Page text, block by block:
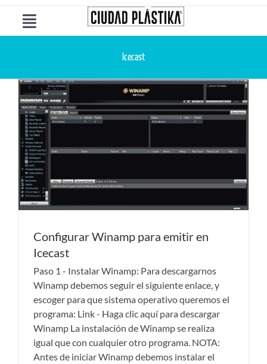
contenido
Toggle
Páginas Web
Web Hosting
Servidores
Soluciones & Servicios
Contáctanos
Icecast
Configurar Winamp para emitir en
Icecast
Paso 1 - Instalar Winamp: Para descargarnos
Winamp debemos seguir el siguiente enlace, y
escoger para que sistema operativo queremos el
programa: Link - Haga clic aquí para descargar
Winamp La instalación de Winamp se realiza
igual que con cualquier otro programa. NOTA:
Antes de iniciar Winamp debemos instalar el